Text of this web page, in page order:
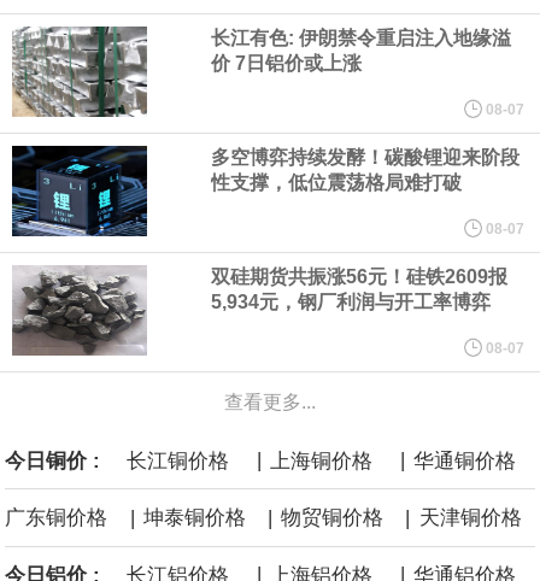
言”，他对赫格塞思所做的工作“非常满意”。
纽约期银突破64美元/盎司，日内涨3.91%。
据报道，威刚近日在法说会上表示，在需求增加、价格走高及货源
稳定的三大有利因素带动下，预期第3季度营运将优于第2季度，并
进一步扩大全年营运成果。
美国国会预算办公室（CBO）于当地时间5日发布报告称，美国海军
计划建造的15艘核动力“特朗普级”（Trump-class）战列舰，从研发
面战舰项目之一。 根据CBO的初步估算，首舰造价约234亿美元，
后续14艘平均每艘约180亿美元。
长江有色: 伊朗禁令重启注入地缘溢
价 7日铝价或上涨
08-07
多空博弈持续发酵！碳酸锂迎来阶段
性支撑，低位震荡格局难打破
08-07
双硅期货共振涨56元！硅铁2609报
5,934元，钢厂利润与开工率博弈
08-07
查看更多...
今日铜价 : 长江铜价格 | 上海铜价格 | 华通铜价格
广东铜价格 | 坤泰铜价格 | 物贸铜价格 | 天津铜价格
今日铝价 : 长江铝价格 上海铝价格 华通铝价格